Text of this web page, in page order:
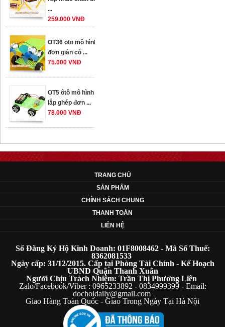
259.000 VNĐ
OT36 oto mô hình
đơn giản có ...
75.000 VNĐ
OT5 ôtô mô hình
lắp ghép đơn ...
78.000 VNĐ
đơn giản cho ...
352.000 VNĐ
OT35 robot lắp
ráp nhấc chân di
OT36 oto mô hình
đơn giản có ...
75.000 VNĐ
OT5 ôtô mô hình
lắp ghép đơn ...
78.000 VNĐ
TRANG CHỦ
SẢN PHẨM
CHÍNH SÁCH CHUNG
THANH TOÁN
LIÊN HỆ
Số Đăng Ký Hộ Kinh Doanh: 01F8008462 - Mã Số Thuế:
8362081533
Ngày cấp: 31/12/2015. Cấp tại Phòng Tài Chính - Kế Hoạch
UBND Quận Thanh Xuân
Người Chịu Trách Nhiệm: Trần Thị Phương Liên
Zalo/Facebook/Viber : 0965233892 - 0834999399 - Email:
dochoidaily@gmail.com
Giao Hàng Toàn Quốc - Giao Trong Ngày Tại Hà Nội